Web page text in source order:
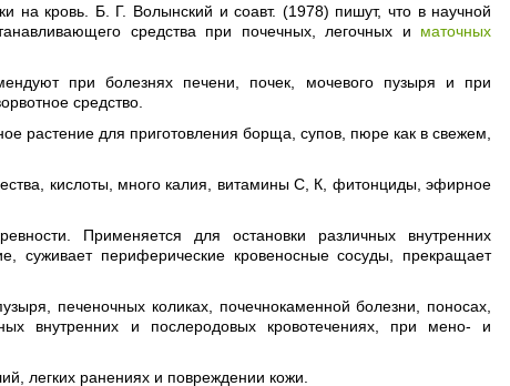
на кровь. Б. Г. Волынский и соавт. (1978) пишут, что в научной
средства при почечных, легочных и маточных
при болезнях печени, почек, мочевого пузыря и при
средство.
растение для приготовления борща, супов, пюре как в свежем,
кислоты, много калия, витамины С, К, фитонциды, эфирное
Применяется для остановки различных внутренних
суживает периферические кровеносные сосуды, прекращает
печеночных коликах, почечнокаменной болезни, поносах,
внутренних и послеродовых кровотечениях, при мено- и
легких ранениях и повреждении кожи.